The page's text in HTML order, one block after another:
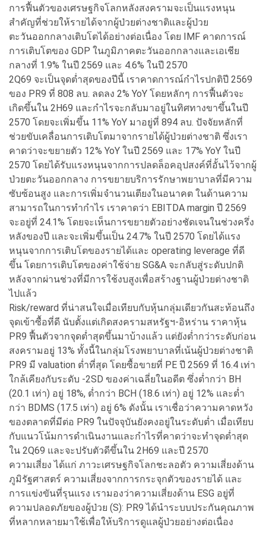
การฟื้นตัวของเศรษฐกิจโลกหลังสงครามจะเป็นแรงหนุน
สำคัญที่ช่วยให้รายได้จากผู้ป่วยต่างชาติและผู้ป่วย
ตะวันออกกลางเติบโตได้อย่างต่อเนื่อง โดย IMF คาดการณ์
การเติบโตของ GDP ในภูมิภาคตะวันออกกลางและเอเชีย
กลางที่ 1.9% ในปี 2569 และ 4.6% ในปี 2570
2Q69 จะเป็นจุดต่ำสุดของปีนี้ เราคาดการณ์กำไรปกติปี 2569
ของ PR9 ที่ 808 ลบ. ลดลง 2% YoY โดยหลักๆ การฟื้นตัวจะ
เกิดขึ้นใน 2H69 และกำไรจะกลับมาอยู่ในทิศทางขาขึ้นในปี
2570 โดยจะเพิ่มขึ้น 11% YoY มาอยู่ที่ 894 ลบ. ปัจจัยหลักที่
ช่วยขับเคลื่อนการเติบโตมาจากรายได้ผู้ป่วยต่างชาติ ซึ่งเรา
คาดว่าจะขยายตัว 12% YoY ในปี 2569 และ 17% YoY ในปี
2570 โดยได้รับแรงหนุนจากการปลดล็อคอุปสงค์ที่อั้นไว้จากผู้
ป่วยตะวันออกกลาง การขยายบริการรักษาพยาบาลที่มีความ
ซับซ้อนสูง และการเพิ่มจำนวนเตียงในอนาคต ในด้านความ
สามารถในการทำกำไร เราคาดว่า EBITDA margin ปี 2569
จะอยู่ที่ 24.1% โดยจะเห็นการขยายตัวอย่างชัดเจนในช่วงครึ่ง
หลังของปี และจะเพิ่มขึ้นเป็น 24.7% ในปี 2570 โดยได้แรง
หนุนจากการเติบโตของรายได้และ operating leverage ที่ดี
ขึ้น โดยการเติบโตของค่าใช้จ่าย SG&A จะกลับสู่ระดับปกติ
หลังจากผ่านช่วงที่มีการใช้งบสูงเพื่อสร้างฐานผู้ป่วยต่างชาติ
ไปแล้ว
Risk/reward ที่น่าสนใจเมื่อเทียบกับหุ้นกลุ่มเดียวกันสะท้อนถึง
จุดเข้าซื้อที่ดี นับตั้งแต่เกิดสงครามสหรัฐฯ-อิหร่าน ราคาหุ้น
PR9 ฟื้นตัวจากจุดต่ำสุดขึ้นมาบ้างแล้ว แต่ยังต่ำกว่าระดับก่อน
สงครามอยู่ 13% ทั้งนี้ในกลุ่มโรงพยาบาลที่เน้นผู้ป่วยต่างชาติ
PR9 มี valuation ต่ำที่สุด โดยซื้อขายที่ PE ปี 2569 ที่ 16.4 เท่า
ใกล้เคียงกับระดับ -2SD ของค่าเฉลี่ยในอดีต ซึ่งต่ำกว่า BH
(20.1 เท่า) อยู่ 18%, ต่ำกว่า BCH (18.6 เท่า) อยู่ 12% และต่ำ
กว่า BDMS (17.5 เท่า) อยู่ 6% ดังนั้น เราเชื่อว่าความคาดหวัง
ของตลาดที่มีต่อ PR9 ในปัจจุบันยังคงอยู่ในระดับต่ำ เมื่อเทียบ
กับแนวโน้มการดำเนินงานและกำไรที่คาดว่าจะทำจุดต่ำสุด
ใน 2Q69 และจะปรับตัวดีขึ้นใน 2H69 และปี 2570
ความเสี่ยง ได้แก่ ภาวะเศรษฐกิจโลกชะลอตัว ความเสี่ยงด้าน
ภูมิรัฐศาสตร์ ความเสี่ยงจากการกระจุกตัวของรายได้ และ
การแข่งขันที่รุนแรง เรามองว่าความเสี่ยงด้าน ESG อยู่ที่
ความปลอดภัยของผู้ป่วย (S): PR9 ได้นำระบบประกันคุณภาพ
ที่หลากหลายมาใช้เพื่อให้บริการดูแลผู้ป่วยอย่างต่อเนื่อง